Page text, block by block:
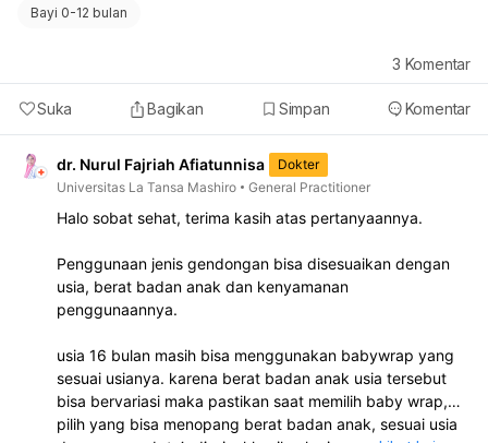
Bayi 0-12 bulan
Suka Bagikan Simpan Komentar
3 Komentar
dr. Nurul Fajriah Afiatunnisa
Dokter
Universitas La Tansa Mashiro
General Practitioner
Halo sobat sehat, terima kasih atas pertanyaannya.
Penggunaan jenis gendongan bisa disesuaikan dengan
usia, berat badan anak dan kenyamanan
penggunaannya.
usia 16 bulan masih bisa menggunakan babywrap yang
sesuai usianya. karena berat badan anak usia tersebut
bisa bervariasi maka pastikan saat memilih baby wrap,
pilih yang bisa menopang berat badan anak, sesuai usia